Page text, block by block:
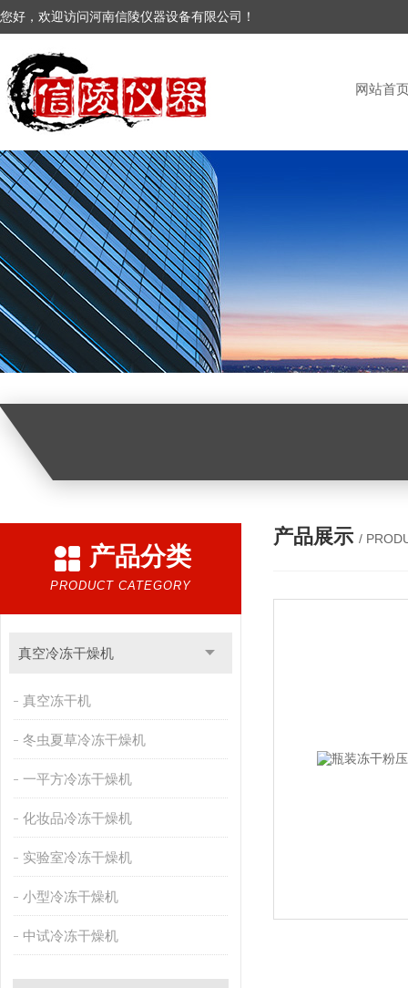
您好，欢迎访问河南信陵仪器设备有限公司！
网站首
产品分类
PRODUCT CATEGORY
真空冷冻干燥机
真空冻干机
冬虫夏草冷冻干燥机
一平方冷冻干燥机
化妆品冷冻干燥机
实验室冷冻干燥机
小型冷冻干燥机
中试冷冻干燥机
产品展示 /